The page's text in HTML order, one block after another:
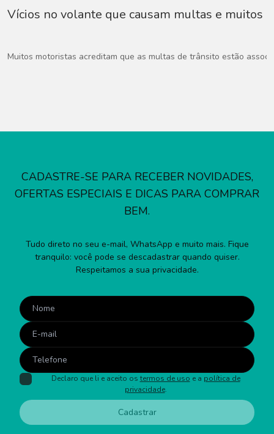
Vícios no volante que causam multas e muitos
Muitos motoristas acreditam que as multas de trânsito estão
CADASTRE-SE PARA RECEBER NOVIDADES,
OFERTAS ESPECIAIS E DICAS PARA COMPRAR
BEM.
Tudo direto no seu e-mail, WhatsApp e muito mais. Fique
tranquilo: você pode se descadastrar quando quiser.
Respeitamos a sua privacidade.
Declaro que li e aceito os termos de uso e a política de
privacidade.
Cadastrar